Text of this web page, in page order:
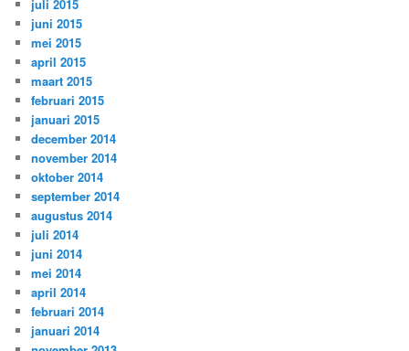
juli 2015
juni 2015
mei 2015
april 2015
maart 2015
februari 2015
januari 2015
december 2014
november 2014
oktober 2014
september 2014
augustus 2014
juli 2014
juni 2014
mei 2014
april 2014
februari 2014
januari 2014